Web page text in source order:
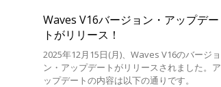
Waves V16バージョン・アップデー
トがリリース！
2025年12月15日(月)、Waves V16のバージョ
ン・アップデートがリリースされました。ア
ップデートの内容は以下の通りです。